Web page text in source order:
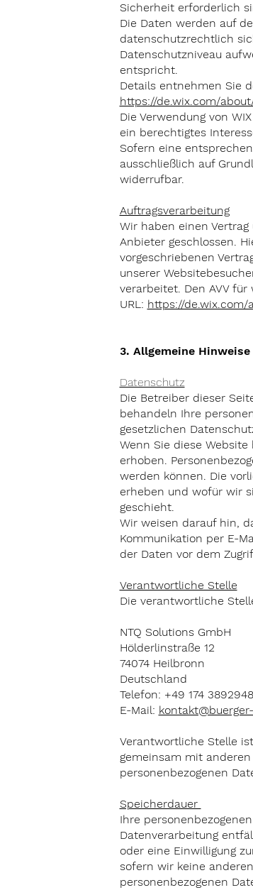
Sicherheit erforderlich
Die Daten werden auf
datenschutzrechtlich
Datenschutzniveau
entspricht.
Details entnehmen Sie
https://de.wix.com/
Die Verwendung von
ein berechtigtes
Sofern eine
ausschließlich auf
widerrufbar.
Auftragsverarbeitung
Wir haben einen
Anbieter geschlossen.
vorgeschriebenen
unserer
verarbeitet. Den AVV
URL: https://
3. Allgemeine
Datenschutz
Die Betreiber dieser
behandeln Ihre
gesetzlichen
Wenn Sie diese
erhoben.
werden können. Die
erheben und wofür wir
geschieht.
Wir weisen darauf hin,
Kommunikation per E-
der Daten vor dem
Verantwortliche Stelle
Die verantwortliche
NTQ Solutions GmbH
Hölderlinstraße 12
74074 Heilbronn
Deutschland
Telefon: +49 174 3892948
E-Mail:
Verantwortliche Stelle
gemeinsam mit
personenbezogenen
Speicherdauer
Ihre
Datenverarbeitung
oder eine Einwilligung
sofern wir keine
personenbezogenen